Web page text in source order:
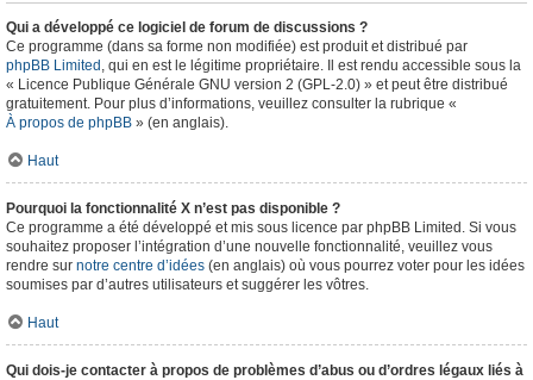
Qui a développé ce logiciel de forum de discussions ?
Ce programme (dans sa forme non modifiée) est produit et distribué par
phpBB Limited , qui en est le légitime propriétaire. Il est rendu accessible sous la
« Licence Publique Générale GNU version 2 (GPL-2.0) » et peut être distribué
gratuitement. Pour plus d’informations, veuillez consulter la rubrique «
À propos de phpBB » (en anglais).
Haut
Pourquoi la fonctionnalité X n’est pas disponible ?
Ce programme a été développé et mis sous licence par phpBB Limited. Si vous
souhaitez proposer l’intégration d’une nouvelle fonctionnalité, veuillez vous
rendre sur notre centre d’idées (en anglais) où vous pourrez voter pour les idées
soumises par d’autres utilisateurs et suggérer les vôtres.
Haut
Qui dois-je contacter à propos de problèmes d’abus ou d’ordres légaux liés à